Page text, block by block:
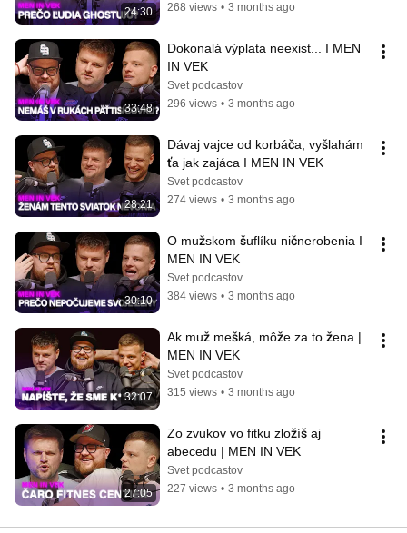
24:30
268 views • 3 months ago
33:48
Dokonalá výplata neexist... I MEN
IN VEK
Svet podcastov
296 views • 3 months ago
28:21
Dávaj vajce od korbáča, vyšlahám
ťa jak zajáca I MEN IN VEK
Svet podcastov
274 views • 3 months ago
30:10
O mužskom šuflíku ničnerobenia I
MEN IN VEK
Svet podcastov
384 views • 3 months ago
32:07
Ak muž mešká, môže za to žena |
MEN IN VEK
Svet podcastov
315 views • 3 months ago
27:05
Zo zvukov vo fitku zložíš aj
abecedu | MEN IN VEK
Svet podcastov
227 views • 3 months ago